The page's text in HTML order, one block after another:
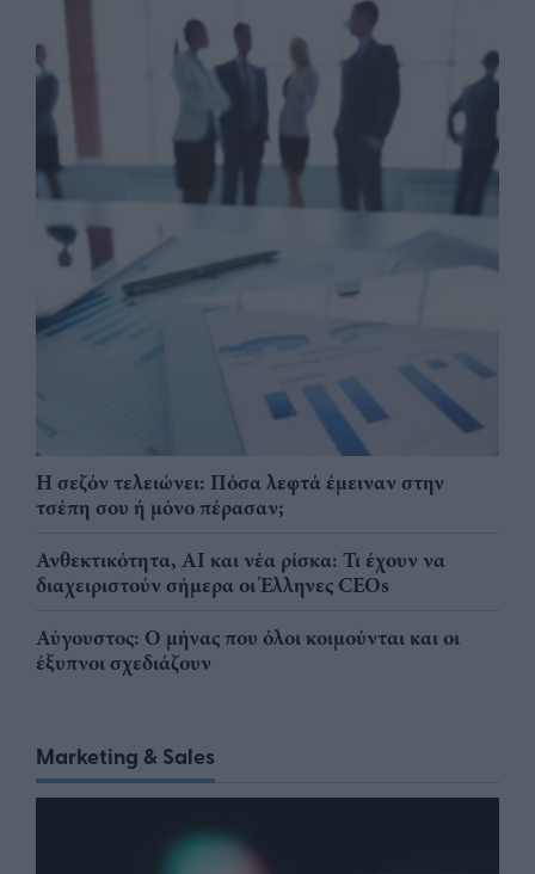
Η σεζόν τελειώνει: Πόσα λεφτά έμειναν στην
τσέπη σου ή μόνο πέρασαν;
Ανθεκτικότητα, AI και νέα ρίσκα: Τι έχουν να
διαχειριστούν σήμερα οι Έλληνες CEOs
Αύγουστος: Ο μήνας που όλοι κοιμούνται και οι
έξυπνοι σχεδιάζουν
Marketing & Sales